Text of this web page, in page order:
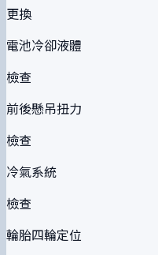
更換
電池冷卻液體
檢查
前後懸吊扭力
檢查
冷氣系統
檢查
輪胎四輪定位